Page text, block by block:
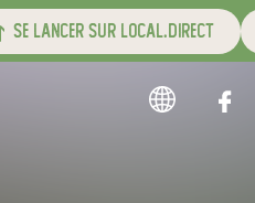
se lancer sur local.direct